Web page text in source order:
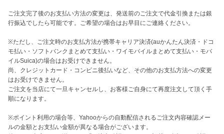
ご注文完了後のお支払い方法の変更は、発送前のご注文で代金引換または銀
行振込でしたら可能です。ご希望の場合はお早目にご連絡ください。
※ただし、ご注文時のお支払方法が携帯キャリア決済(auかんたん決済・ドコ
モ払い・ソフトバンクまとめて支払い・ワイモバイルまとめて支払い・モバ
イルSuica)の場合はお受けできません。
尚、クレジットカード・コンビニ後払いなど、その他のお支払方法への変更
はお受けできません。
ご注文を当店にて一旦キャンセルし、お客様ご自身にて再度注文して頂く手
順になります。
※ポイント利用の場合等、Yahooからの自動配信されるご注文内容確認メー
ルの金額とお支払い金額が異なる場合がございます。